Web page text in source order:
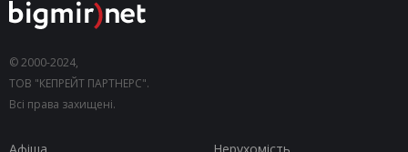
© 2000-2024,
ТОВ "КЕПРЕЙТ ПАРТНЕРС".
Всі права захищені.
Афіша
Нерухомість